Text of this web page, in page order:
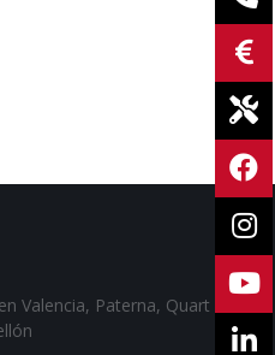
Valencia, Paterna, Quart de